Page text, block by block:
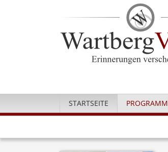
STARTSEITE PROGRAMM